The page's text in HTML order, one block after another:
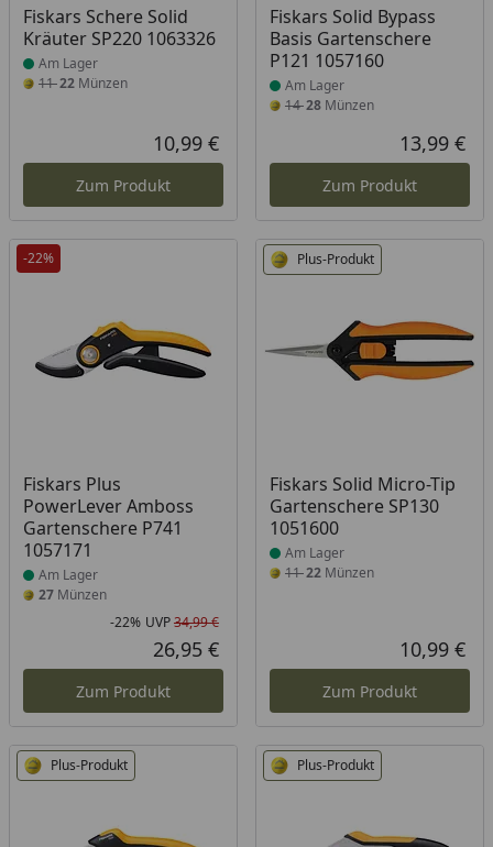
Fiskars Schere Solid
Kräuter SP220 1063326
Produkt am Lager
Am Lager
1122 Münzen
Aktueller Preis
10,99 €
Zum Produkt
Fiskars Solid Bypass
Basis Gartenschere
P121 1057160
Produkt am Lager
Am Lager
1428Münzen
13,99 €
Zum Produkt
-22%
Fiskars Plus
PowerLever Amboss
Gartenschere P741
1057171
Produkt am Lager
Am Lager
27 Münzen
Rabatt in Prozent
-22%
Ursprünglicher Preis
UVP34,99 €
Aktueller Preis
26,95 €
Zum Produkt
Plus-Produkt
Fiskars Solid Micro-Tip
Gartenschere SP130
1051600
Produkt am Lager
Am Lager
1122Münzen
10,99 €
Zum Produkt
Plus-Produkt Plus-Produkt